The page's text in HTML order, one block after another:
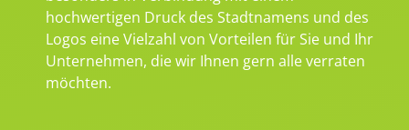
hochwertigen Druck des Stadtnamens und des
Logos eine Vielzahl von Vorteilen für Sie und Ihr
Unternehmen, die wir Ihnen gern alle verraten
möchten.